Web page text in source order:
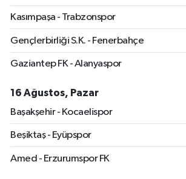
Kasımpaşa - Trabzonspor
Gençlerbirliği S.K. - Fenerbahçe
Gaziantep FK - Alanyaspor
16 Ağustos, Pazar
Başakşehir - Kocaelispor
Beşiktaş - Eyüpspor
Amed - Erzurumspor FK